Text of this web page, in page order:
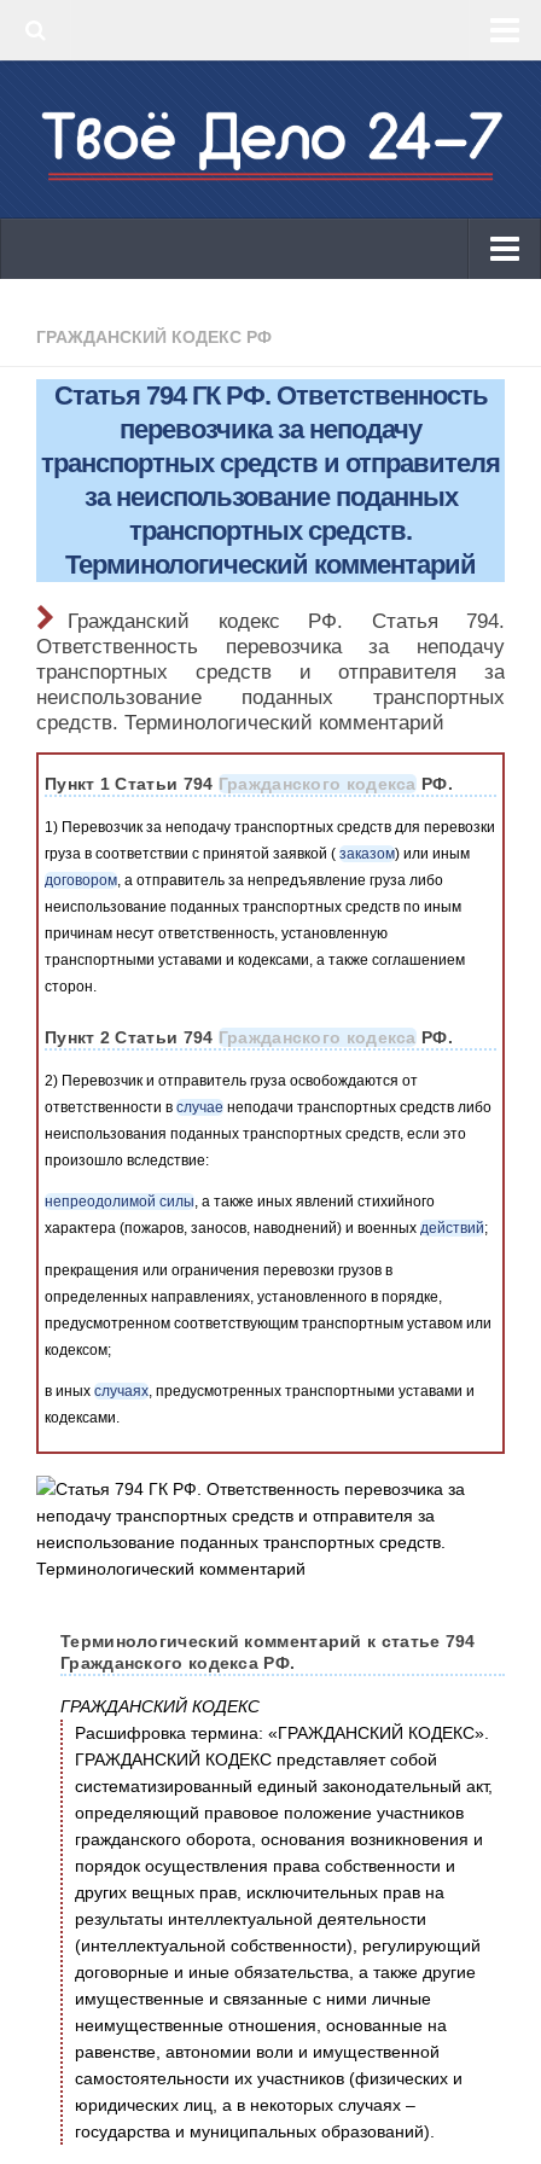
‣ КБК 2019
КБК 2019
ОКВЭД 2019
Законодательство
ГРАЖДАНСКИЙ КОДЕКС РФ
Статья 794 ГК РФ. Ответственность
перевозчика за неподачу
транспортных средств и отправителя
за неиспользование поданных
транспортных средств.
Терминологический комментарий
Гражданский кодекс РФ. Статья 794.
Ответственность перевозчика за неподачу
транспортных средств и отправителя за
неиспользование поданных транспортных
средств. Терминологический комментарий
Пункт 1 Статьи 794 Гражданского кодекса РФ.
1) Перевозчик за неподачу транспортных средств для перевозки
груза в соответствии с принятой заявкой ( заказом) или иным
договором, а отправитель за непредъявление груза либо
неиспользование поданных транспортных средств по иным
причинам несут ответственность, установленную
транспортными уставами и кодексами, а также соглашением
сторон.
Пункт 2 Статьи 794 Гражданского кодекса РФ.
2) Перевозчик и отправитель груза освобождаются от
ответственности в случае неподачи транспортных средств либо
неиспользования поданных транспортных средств, если это
произошло вследствие:
непреодолимой силы, а также иных явлений стихийного
характера (пожаров, заносов, наводнений) и военных действий;
прекращения или ограничения перевозки грузов в
определенных направлениях, установленного в порядке,
предусмотренном соответствующим транспортным уставом или
кодексом;
в иных случаях, предусмотренных транспортными уставами и
кодексами.
Терминологический комментарий к статье 794
Гражданского кодекса РФ.
ГРАЖДАНСКИЙ КОДЕКС
Расшифровка термина: «ГРАЖДАНСКИЙ КОДЕКС».
ГРАЖДАНСКИЙ КОДЕКС представляет собой
систематизированный единый законодательный акт,
определяющий правовое положение участников
гражданского оборота, основания возникновения и
порядок осуществления права собственности и
других вещных прав, исключительных прав на
результаты интеллектуальной деятельности
(интеллектуальной собственности), регулирующий
договорные и иные обязательства, а также другие
имущественные и связанные с ними личные
неимущественные отношения, основанные на
равенстве, автономии воли и имущественной
самостоятельности их участников (физических и
юридических лиц, а в некоторых случаях –
государства и муниципальных образований).